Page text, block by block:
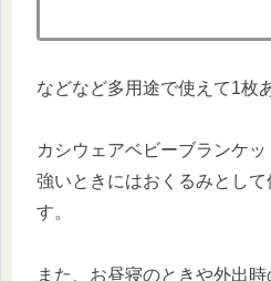
などなど多用途で使えて1枚
カシウェアベビーブランケ
強いときにはおくるみとし
す。
また、お昼寝のときや外出